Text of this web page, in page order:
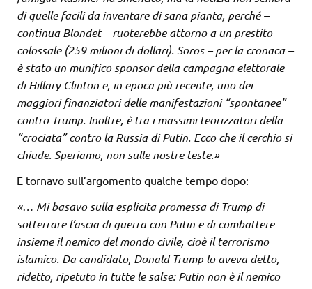
di quelle facili da inventare di sana pianta, perché –
continua Blondet – ruoterebbe attorno a un prestito
colossale (259 milioni di dollari). Soros – per la cronaca –
è stato un munifico sponsor della campagna elettorale
di Hillary Clinton e, in epoca più recente, uno dei
maggiori finanziatori delle manifestazioni “spontanee”
contro Trump. Inoltre, è tra i massimi teorizzatori della
“crociata” contro la Russia di Putin. Ecco che il cerchio si
chiude. Speriamo, non sulle nostre teste.»
E tornavo sull’argomento qualche tempo dopo:
«… Mi basavo sulla esplicita promessa di Trump di
sotterrare l’ascia di guerra con Putin e di combattere
insieme il nemico del mondo civile, cioè il terrorismo
islamico. Da candidato, Donald Trump lo aveva detto,
ridetto, ripetuto in tutte le salse: Putin non è il nemico